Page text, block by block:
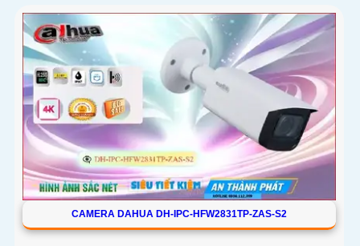
CAMERA DAHUA DH-IPC-HFW2831TP-ZAS-S2